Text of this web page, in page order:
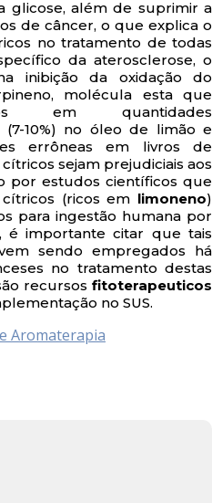
glicose, além de suprimir a
de câncer, o que explica o
no tratamento de todas
da aterosclerose, o
inibição da oxidação do
molécula esta que
em quantidades
10%) no óleo de limão e
errôneas em livros de
sejam prejudiciais aos
por estudos científicos que
(ricos em limoneno)
para ingestão humana por
é importante citar que tais
sendo empregados há
no tratamento destas
recursos fitoterapeuticos
no SUS.